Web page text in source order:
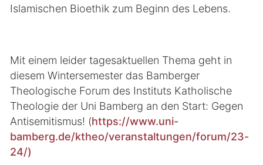
Islamischen Bioethik zum Beginn des Lebens.
Mit einem leider tagesaktuellen Thema geht in
diesem Wintersemester das Bamberger
Theologische Forum des Instituts Katholische
Theologie der Uni Bamberg an den Start: Gegen
Antisemitismus! (https://www.uni-
bamberg.de/ktheo/veranstaltungen/forum/23-
24/)